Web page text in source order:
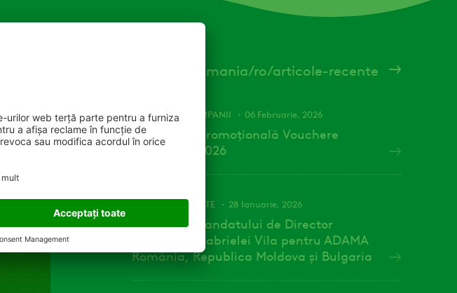
/romania/ro/articole-recente
PROMOTII SI CAMPANII 06 Februarie, 2026
Campania promoțională Vouchere
Primăvară 2026
ARTICOLE RECENTE 28 Ianuarie, 2026
Încetarea mandatului de Director
General al Gabrielei Vila pentru ADAMA
România, Republica Moldova și Bulgaria